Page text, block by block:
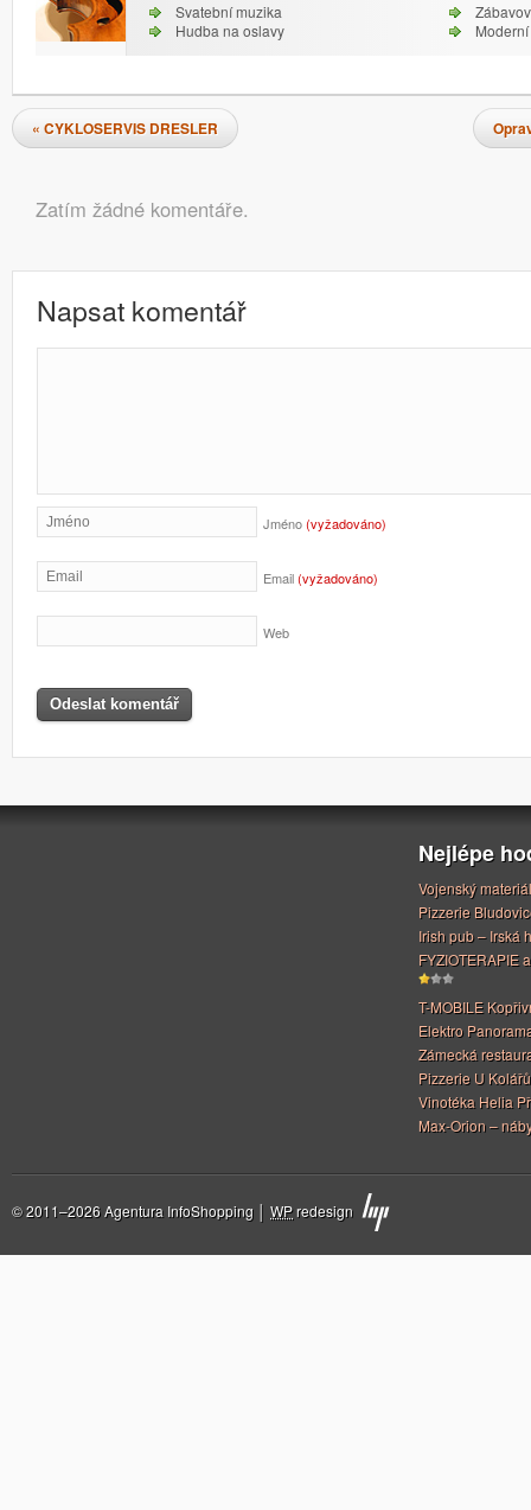
Svatební muzika
Hudba na oslavy
Navigace pro příspěvky
« CYKLOSERVIS DRESLER
Komentáře
Zatím žádné komentáře.
Napsat komentář
Jméno(vyžadováno)
Email(vyžadováno)
Web
Nejlépe
Vojenský
Pizzerie
Irish pub – Irská
FYZIOTERAPIE
T-MOBILE
Elektro
Zámecká
Pizzerie U Kolářů
Vinotéka Helia
Max-Orion –
© 2011–2026 Agentura InfoShopping │ WPredesign